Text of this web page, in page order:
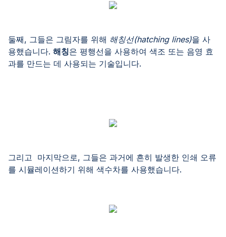
둘째, 그들은 그림자를 위해 해칭선(hatching lines)을 사
용했습니다. 해칭은 평행선을 사용하여 색조 또는 음영 효
과를 만드는 데 사용되는 기술입니다.
그리고 마지막으로, 그들은 과거에 흔히 발생한 인쇄 오류
를 시뮬레이션하기 위해 색수차를 사용했습니다.